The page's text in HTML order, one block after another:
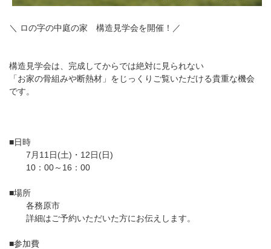
＼ ロの字の中庭の家 構造見学会を開催！／
構造見学会は、完成してからでは絶対に見られない
「お家の骨組みや断熱材」をじっくりご覧いただける貴重な機会
です。
■日時
7月11日(土)・12日(日)
10：00～16：00
■場所
各務原市
詳細はご予約いただいた方にお伝えします。
■参加費